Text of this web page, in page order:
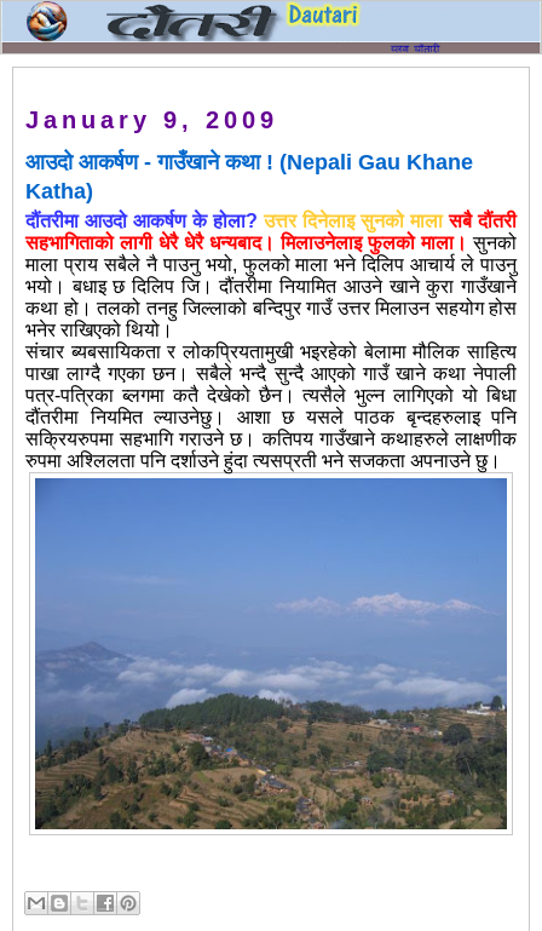
January 9, 2009
आउदो आकर्षण - गाउँखाने कथा ! (Nepali Gau Khane
Katha)
दौंतरीमा आउदो आकर्षण के होला? उत्तर दिनेलाइ सुनको माला सबै दौंतरी
सहभागिताको लागी धेरै धेरै धन्यबाद। मिलाउनेलाइ फुलको माला। सुनको
माला प्राय सबैले नै पाउनु भयो, फुलको माला भने दिलिप आचार्य ले पाउनु
भयो। बधाइ छ दिलिप जि। दौंतरीमा नियामित आउने खाने कुरा गाउँखाने
कथा हो। तलको तनहु जिल्लाको बन्दिपुर गाउँ उत्तर मिलाउन सहयोग होस
भनेर राखिएको थियो।
संचार ब्यबसायिकता र लोकप्रियतामुखी भइरहेको बेलामा मौलिक साहित्य
पाखा लाग्दै गएका छन। सबैले भन्दै सुन्दै आएको गाउँ खाने कथा नेपाली
पत्र-पत्रिका ब्लगमा कतै देखेको छैन। त्यसैले भुल्न लागिएको यो बिधा
दौंतरीमा नियमित ल्याउनेछु। आशा छ यसले पाठक बृन्दहरुलाइ पनि
सक्रियरुपमा सहभागि गराउने छ। कतिपय गाउँखाने कथाहरुले लाक्षणीक
रुपमा अश्लिलता पनि दर्शाउने हुंदा त्यसप्रती भने सजकता अपनाउने छु।